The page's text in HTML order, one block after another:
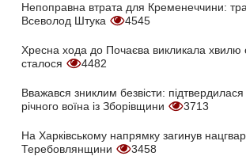
Непоправна втрата для Кременеччини:
Всеволод Штука
4545
Хресна хода до Почаєва викликала
сталося
4482
Вважався зниклим безвісти:
річного воїна із Зборівщини
3713
На Харківському напрямку загинув
Теребовлянщини
3458